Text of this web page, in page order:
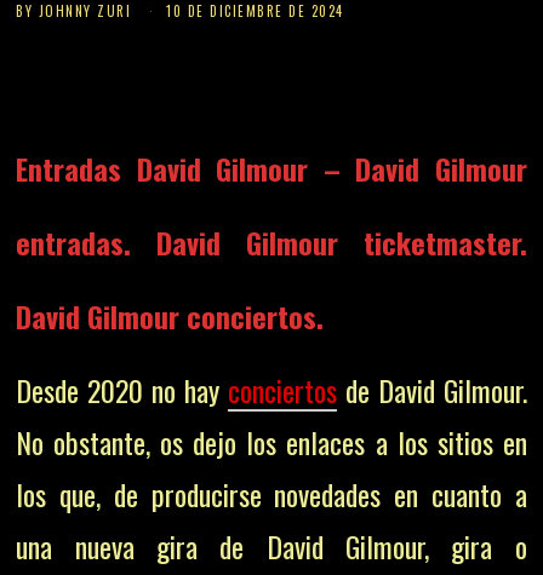
BY JOHNNY ZURI 10 DE DICIEMBRE DE 2024
Entradas David Gilmour – David Gilmour
entradas. David Gilmour ticketmaster.
David Gilmour conciertos.
Desde 2020 no hay conciertosde David Gilmour.
No obstante, os dejo los enlaces a los sitios en
los que, de producirse novedades en cuanto a
una nueva gira de David Gilmour, gira o